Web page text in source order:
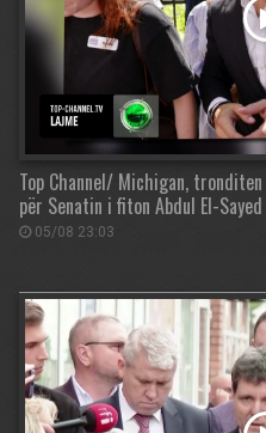
Top Channel/ Michigan,
për Senatin i fiton Abdul El-Sayed
05/08 23:03